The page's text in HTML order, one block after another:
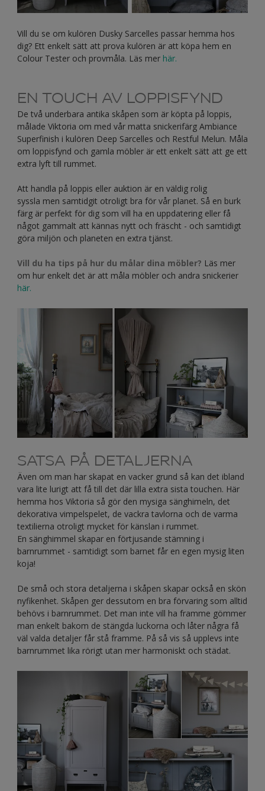
Vill du se om kulören Dusky Sarcelles passar hemma hos
dig? Ett enkelt sätt att prova kulören är att köpa hem en
Colour Tester och provmåla. Läs mer här.
EN TOUCH AV LOPPISFYND
De två underbara antika skåpen som är köpta på loppis,
målade Viktoria om med vår matta snickerifärg Ambiance
Superfinish i kulören Deep Sarcelles och Restful Melun. Måla
om loppisfynd och gamla möbler är ett enkelt sätt att ge ett
extra lyft till rummet.
Att handla på loppis eller auktion är en väldig rolig
syssla men samtidgit otroligt bra för vår planet. Så en burk
färg är perfekt för dig som vill ha en uppdatering eller få
något gammalt att kännas nytt och fräscht - och samtidigt
göra miljön och planeten en extra tjänst.
Vill du ha tips på hur du målar dina möbler? Läs mer
om hur enkelt det är att måla möbler och andra snickerier
här.
SATSA PÅ DETALJERNA
Även om man har skapat en vacker grund så kan det ibland
vara lite lurigt att få till det där lilla extra sista touchen. Här
hemma hos Viktoria så gör den mysiga sänghimeln, det
dekorativa vimpelspelet, de vackra tavlorna och de varma
textilierna otroligt mycket för känslan i rummet.
En sänghimmel skapar en förtjusande stämning i
barnrummet - samtidigt som barnet får en egen mysig liten
koja!
De små och stora detaljerna i skåpen skapar också en skön
nyfikenhet. Skåpen ger dessutom en bra förvaring som alltid
behövs i barnrummet. Det man inte vill ha framme gömmer
man enkelt bakom de stängda luckorna och låter några få
väl valda detaljer får stå framme. På så vis så upplevs inte
barnrummet lika rörigt utan mer harmoniskt och städat.